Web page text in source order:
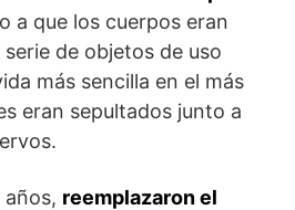
a que los cuerpos eran
de objetos de uso
más sencilla en el más
eran sepultados junto a
reemplazaron el